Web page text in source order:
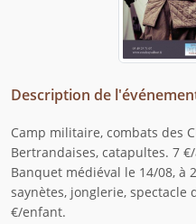
Description de
Camp militaire, combats des
Bertrandaises, catapultes. 7
Banquet médiéval le 14/08, à
saynètes, jonglerie, spectacle
€/enfant.